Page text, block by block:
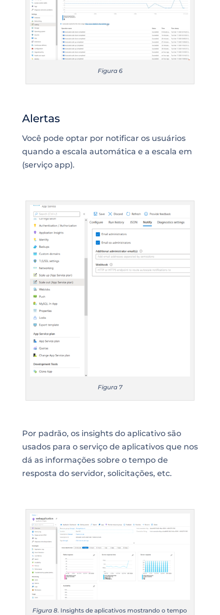
Figura 6
Alertas
Você pode optar por notificar os usuários
quando a escala automática e a escala em
(serviço app).
Figura 7
Por padrão, os insights do aplicativo são
usados para o serviço de aplicativos que nos
dá as informações sobre o tempo de
resposta do servidor, solicitações, etc.
Figura 8. Insights de aplicativos mostrando o tempo